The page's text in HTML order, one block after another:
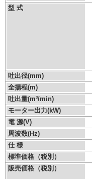
型 式
吐出径(mm)
全揚程(m)
吐出量(m³/min)
モーター出力(kW)
電 源(V)
周波数(Hz)
仕 様
標準価格（税別）
販売価格（税別）